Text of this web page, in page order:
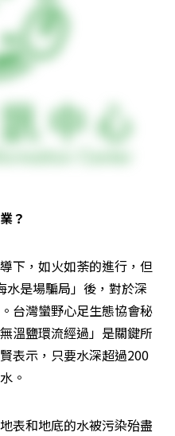
？
下，如火如荼的進行，但
水是場騙局」後，對於深
台灣蠻野心足生態協會秘
溫鹽環流經過」是關鍵所
表示，只要水深超過200
。
表和地底的水被污染殆盡